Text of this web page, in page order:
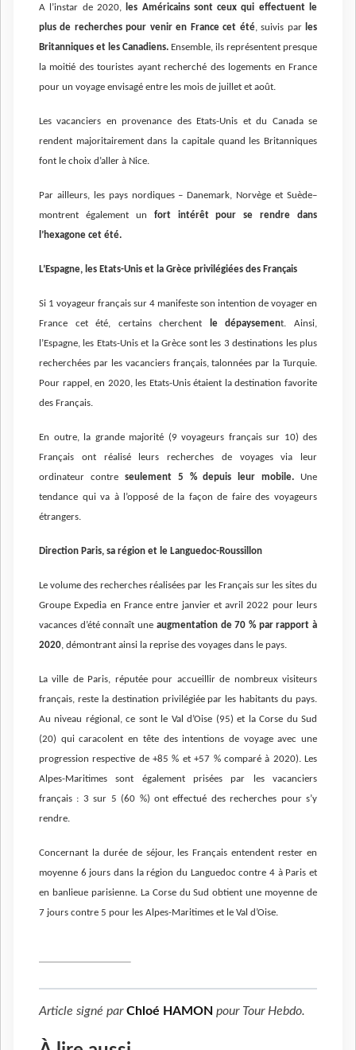
A l’instar de 2020,
les Américains sont ceux qui effectuent le
plus de recherches pour venir en France cet été, suivis par les
Britanniques et les Canadiens. Ensemble, ils représentent presque
la moitié des touristes ayant recherché des logements en France
pour un voyage envisagé entre les mois de juillet et août.
Les vacanciers en provenance des Etats-Unis et du Canada se
rendent majoritairement dans la capitale quand les Britanniques
font le choix d’aller à Nice.
Par ailleurs, les pays nordiques – Danemark, Norvège et Suède–
montrent également un fort intérêt pour se rendre dans
l’hexagone cet été.
L’Espagne, les Etats-Unis et la Grèce privilégiées des Français
Si 1 voyageur français sur 4 manifeste son intention de voyager en
France cet été, certains cherchent le dépaysement. Ainsi,
l’Espagne, les Etats-Unis et la Grèce sont les 3 destinations les plus
recherchées par les vacanciers français, talonnées par la Turquie.
Pour rappel, en 2020, les Etats-Unis étaient la destination favorite
des Français.
En outre, la grande majorité (9 voyageurs français sur 10) des
Français ont réalisé leurs recherches de voyages via leur
ordinateur contreseulement 5 % depuis leur mobile. Une
tendance qui va à l’opposé de la façon de faire des voyageurs
étrangers.
Direction Paris, sa région et le Languedoc-Roussillon
Le volume des recherches réalisées par les Français sur les sites du
Groupe Expedia en France entre janvier et avril 2022 pour leurs
vacances d’été connaît une augmentation de 70 % par rapport à
2020, démontrant ainsi la reprise des voyages dans le pays.
La ville de Paris, réputée pour accueillir de nombreux visiteurs
français, reste la destination privilégiée par les habitants du pays.
Au niveau régional, ce sont le Val d’Oise (95) et la Corse du Sud
(20) qui caracolent en tête des intentions de voyage avec une
progression respective de +85 % et +57 % comparé à 2020). Les
Alpes-Maritimes sont également prisées par les vacanciers
français : 3 sur 5 (60 %) ont effectué des recherches pour s’y
rendre.
Concernant la durée de séjour, les Français entendent rester en
moyenne 6 jours dans la région du Languedoc contre 4 à Paris et
en banlieue parisienne. La Corse du Sud obtient une moyenne de
7 jours contre 5 pour les Alpes-Maritimes et le Val d’Oise.
Article signé parChloé HAMON pour Tour Hebdo.